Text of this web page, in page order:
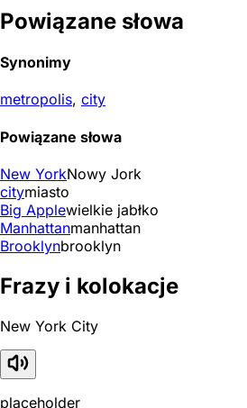
Powiązane słowa
Synonimy
metropolis, city
Powiązane słowa
New YorkNowy Jork
citymiasto
Big Applewielkie jabłko
Manhattanmanhattan
Brooklynbrooklyn
Frazy i kolokacje
New York City
placeholder